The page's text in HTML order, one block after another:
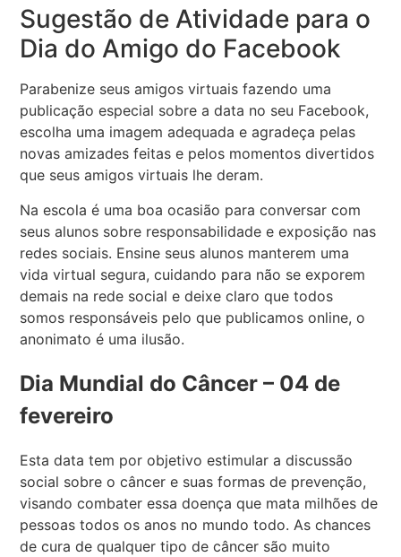
Sugestão de Atividade para o
Dia do Amigo do Facebook
Parabenize seus amigos virtuais fazendo uma
publicação especial sobre a data no seu Facebook,
escolha uma imagem adequada e agradeça pelas
novas amizades feitas e pelos momentos divertidos
que seus amigos virtuais lhe deram.
Na escola é uma boa ocasião para conversar com
seus alunos sobre responsabilidade e exposição nas
redes sociais. Ensine seus alunos manterem uma
vida virtual segura, cuidando para não se exporem
demais na rede social e deixe claro que todos
somos responsáveis pelo que publicamos online, o
anonimato é uma ilusão.
Dia Mundial do Câncer – 04 de
fevereiro
Esta data tem por objetivo estimular a discussão
social sobre o câncer e suas formas de prevenção,
visando combater essa doença que mata milhões de
pessoas todos os anos no mundo todo. As chances
de cura de qualquer tipo de câncer são muito